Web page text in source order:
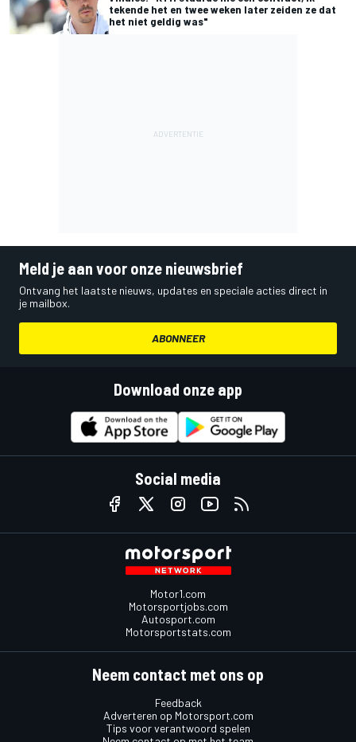
tekende het en twee weken later zeiden ze dat
het niet geldig was"
Meld je aan voor onze nieuwsbrief
Ontvang het laatste nieuws, updates en speciale acties direct in
je mailbox.
ABONNEER
Download onze app
Social media
Motor1.com
Motorsportjobs.com
Autosport.com
Motorsportstats.com
Neem contact met ons op
Feedback
Adverteren op Motorsport.com
Tips voor verantwoord spelen